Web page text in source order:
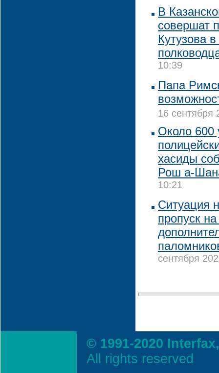
В
совершат
Кутузова
10:39
Папа
16 сентября
Около 600
хасиды
Рош а-
10:21
Ситуация
пропуск
сентября
© 1991-2020
All rights reserved